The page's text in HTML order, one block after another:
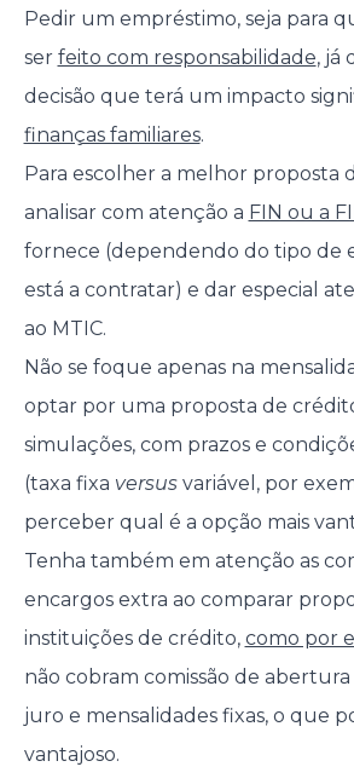
Pedir um empréstimo, seja para
ser feito com responsabilidade, já
decisão que terá um impacto
finanças familiares.
Para escolher a melhor proposta
analisar com atenção a FIN ou a
fornece (dependendo do tipo de
está a contratar) e dar especial
ao MTIC.
Não se foque apenas na
optar por uma proposta de
simulações, com prazos e
(taxa fixa versusvariável, por
perceber qual é a opção mais
Tenha também em atenção as
encargos extra ao comparar
instituições de crédito, como por
não cobram comissão de
juro e mensalidades fixas, o que
vantajoso.